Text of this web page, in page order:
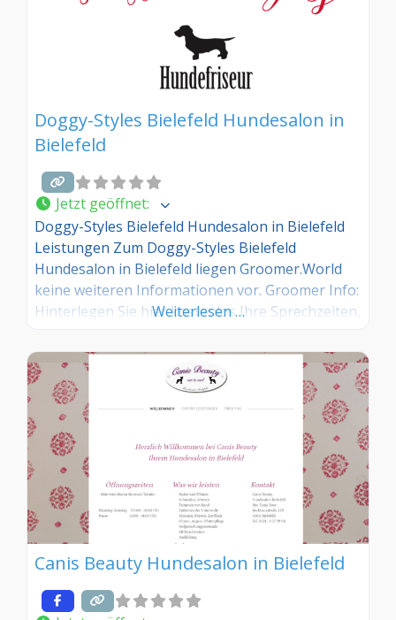
Doggy-Styles Bielefeld Hundesalon in
Bielefeld
Jetzt geöffnet:
Doggy-Styles Bielefeld Hundesalon in Bielefeld
Leistungen Zum Doggy-Styles Bielefeld
Hundesalon in Bielefeld liegen Groomer.World
keine weiteren Informationen vor. Groomer Info:
Hinterlegen Sie hier kostenlos Ihre Sprechzeiten,
anmelden! Sind Sie Kunde dieses Hundesalons?
Dann teilen Sie Ihre Erfahrungen über die
Kommentarfunktion unten mit anderen
Hundebesitzer/innen!
Weiterlesen …
Canis Beauty Hundesalon in Bielefeld